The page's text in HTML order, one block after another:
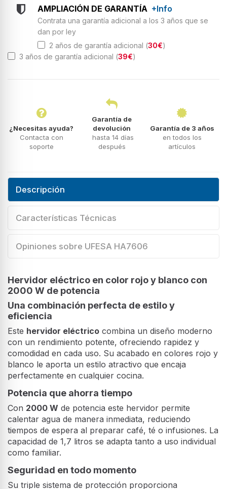
AMPLIACIÓN DE GARANTÍA +Info
Contrata una garantía adicional a los 3 años que se
dan por ley
2 años de garantía adicional (30€)
3 años de garantía adicional (39€)
¿Necesitas ayuda?
Contacta con
soporte
Garantía de
devolución
hasta 14 días
después
Garantía de 3 años
en todos los
artículos
Descripción
Características Técnicas
Opiniones sobre UFESA HA7606
Hervidor eléctrico en color rojo y blanco con
2000 W de potencia
Una combinación perfecta de estilo y
eficiencia
Este hervidor eléctrico combina un diseño moderno
con un rendimiento potente, ofreciendo rapidez y
comodidad en cada uso. Su acabado en colores rojo y
blanco le aporta un estilo atractivo que encaja
perfectamente en cualquier cocina.
Potencia que ahorra tiempo
Con 2000 W de potencia este hervidor permite
calentar agua de manera inmediata, reduciendo
tiempos de espera al preparar café, té o infusiones. La
capacidad de 1,7 litros se adapta tanto a uso individual
como familiar.
Seguridad en todo momento
Su triple sistema de protección proporciona